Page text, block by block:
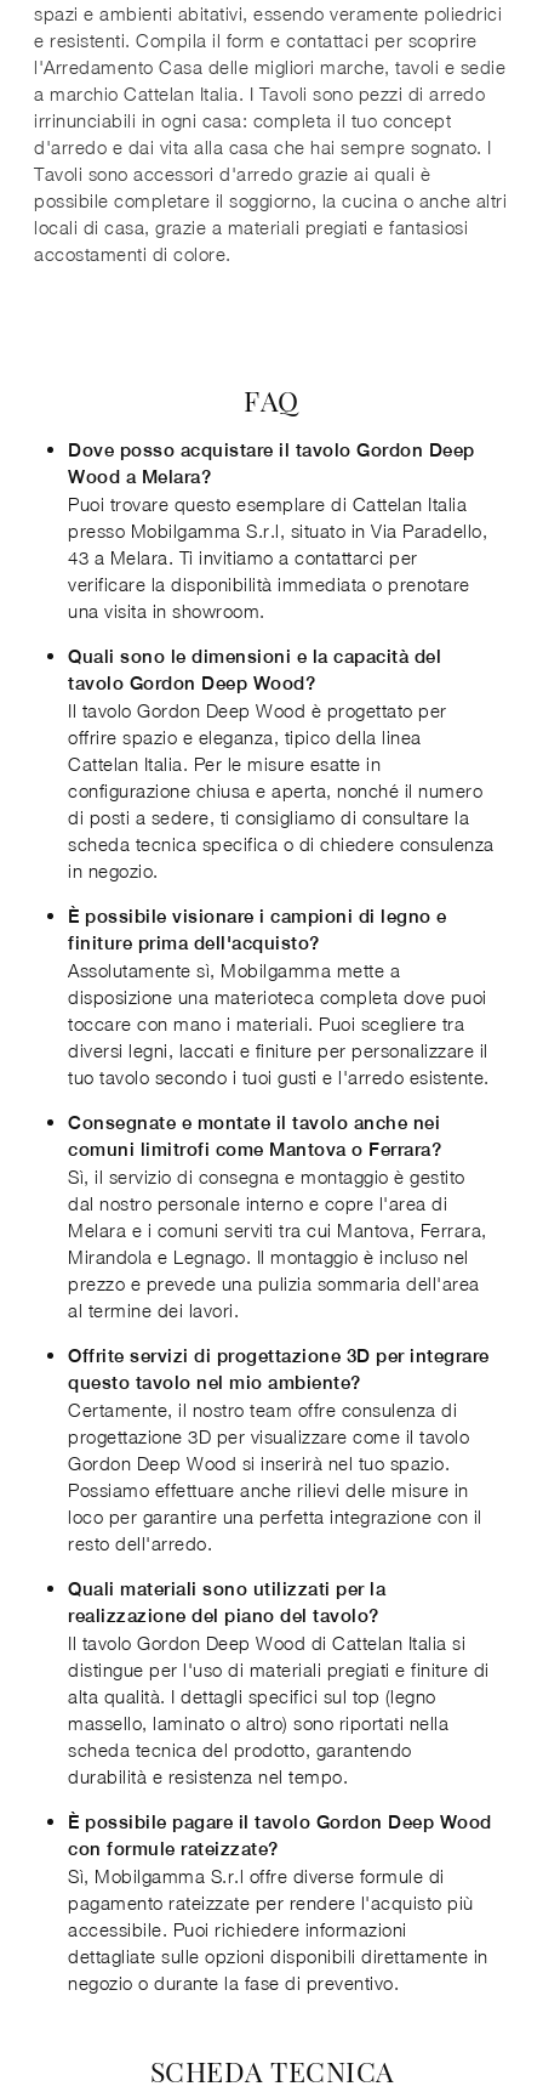
spazi e ambienti abitativi, essendo veramente poliedrici
e resistenti. Compila il form e contattaci per scoprire
l'Arredamento Casa delle migliori marche, tavoli e sedie
a marchio Cattelan Italia. I Tavoli sono pezzi di arredo
irrinunciabili in ogni casa: completa il tuo concept
d'arredo e dai vita alla casa che hai sempre sognato. I
Tavoli sono accessori d'arredo grazie ai quali è
possibile completare il soggiorno, la cucina o anche altri
locali di casa, grazie a materiali pregiati e fantasiosi
accostamenti di colore.
FAQ
Dove posso acquistare il tavolo Gordon Deep
Wood a Melara?
Puoi trovare questo esemplare di Cattelan Italia
presso Mobilgamma S.r.l, situato in Via Paradello,
43 a Melara. Ti invitiamo a contattarci per
verificare la disponibilità immediata o prenotare
una visita in showroom.
Quali sono le dimensioni e la capacità del
tavolo Gordon Deep Wood?
Il tavolo Gordon Deep Wood è progettato per
offrire spazio e eleganza, tipico della linea
Cattelan Italia. Per le misure esatte in
configurazione chiusa e aperta, nonché il numero
di posti a sedere, ti consigliamo di consultare la
scheda tecnica specifica o di chiedere consulenza
in negozio.
È possibile visionare i campioni di legno e
finiture prima dell'acquisto?
Assolutamente sì, Mobilgamma mette a
disposizione una materioteca completa dove puoi
toccare con mano i materiali. Puoi scegliere tra
diversi legni, laccati e finiture per personalizzare il
tuo tavolo secondo i tuoi gusti e l'arredo esistente.
Consegnate e montate il tavolo anche nei
comuni limitrofi come Mantova o Ferrara?
Sì, il servizio di consegna e montaggio è gestito
dal nostro personale interno e copre l'area di
Melara e i comuni serviti tra cui Mantova, Ferrara,
Mirandola e Legnago. Il montaggio è incluso nel
prezzo e prevede una pulizia sommaria dell'area
al termine dei lavori.
Offrite servizi di progettazione 3D per integrare
questo tavolo nel mio ambiente?
Certamente, il nostro team offre consulenza di
progettazione 3D per visualizzare come il tavolo
Gordon Deep Wood si inserirà nel tuo spazio.
Possiamo effettuare anche rilievi delle misure in
loco per garantire una perfetta integrazione con il
resto dell'arredo.
Quali materiali sono utilizzati per la
realizzazione del piano del tavolo?
Il tavolo Gordon Deep Wood di Cattelan Italia si
distingue per l'uso di materiali pregiati e finiture di
alta qualità. I dettagli specifici sul top (legno
massello, laminato o altro) sono riportati nella
scheda tecnica del prodotto, garantendo
durabilità e resistenza nel tempo.
È possibile pagare il tavolo Gordon Deep Wood
con formule rateizzate?
Sì, Mobilgamma S.r.l offre diverse formule di
pagamento rateizzate per rendere l'acquisto più
accessibile. Puoi richiedere informazioni
dettagliate sulle opzioni disponibili direttamente in
negozio o durante la fase di preventivo.
SCHEDA TECNICA